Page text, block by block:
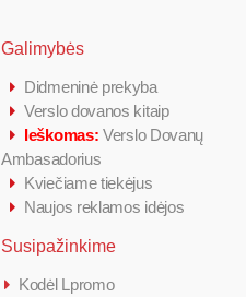
Galimybės
Didmeninė prekyba
Verslo dovanos kitaip
Ieškomas: Verslo Dovanų
Ambasadorius
Kviečiame tiekėjus
Naujos reklamos idėjos
Susipažinkime
Kodėl Lpromo